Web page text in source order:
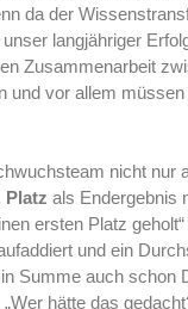
da der
langjähriger
Zusammenarbeit
und vor allem
nicht nur
Platz als Endergebnis
ersten Platz
und ein
Summe auch schon
hätte das